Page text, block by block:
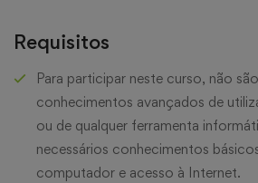
Requisitos
Para participar neste curso, não
conhecimentos avançados de
ou de qualquer ferramenta
necessários conhecimentos
computador e acesso à Internet.